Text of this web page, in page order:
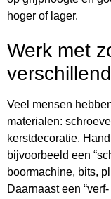
hoger of lager.
Werk met
Veel mensen
materialen:
kerstdecoratie.
bijvoorbeeld een
boormachine, bits,
Daarnaast een